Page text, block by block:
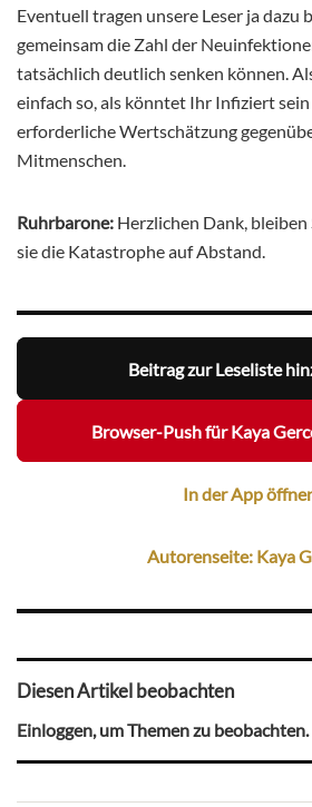
Eventuell tragen unsere Leser ja dazu
gemeinsam die Zahl der
tatsächlich deutlich senken können.
einfach so, als könntet Ihr Infiziert
erforderliche Wertschätzung
Mitmenschen.
Ruhrbarone: Herzlichen Dank,
sie die Katastrophe auf Abstand.
Beitrag zur Leseliste
Browser-Push für Kaya
In der App
Autorenseite: Kaya
Diesen Artikel beobachten
Einloggen, um Themen zu beobachten.